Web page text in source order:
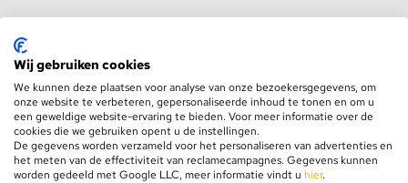
Artikelcode fabrikant: GL-W-003Z
Aantal zones: 4
Aantal kleurmodi: 9
Werktemperatuur: -20-60 C
Zendvermogen: 6dBm
Benieuwd hoe wij omgaan met recyclen en
wat uw rechten zijn?
Bekijk hier de oud voor nieuw regeling
Wij gebruiken cookies
We kunnen deze plaatsen voor analyse van onze bezoekersgegevens, om
onze website te verbeteren, gepersonaliseerde inhoud te tonen en om u
een geweldige website-ervaring te bieden. Voor meer informatie over de
cookies die we gebruiken opent u de instellingen.
De gegevens worden verzameld voor het personaliseren van advertenties en
het meten van de effectiviteit van reclamecampagnes. Gegevens kunnen
worden gedeeld met Google LLC, meer informatie vindt u hier.